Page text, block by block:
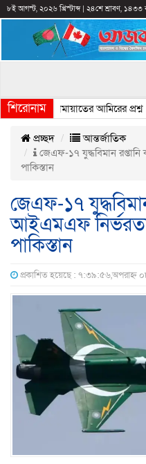
৮ই আগস্ট, ২০২৬ খ্রিস্টাব্দ| ২৪শে শ্রাবণ, ১৪৩৩
শিরোনাম
কেন, জামায়াতের আমিরের প্রশ্ন»
প্রচ্ছদ
আন্তর্জাতিক
জেএফ-১৭ যুদ্ধবিমান
পাকিস্তান
জেএফ-১৭
আইএমএফ
পাকিস্তান
প্রকাশিত হয়েছে : ৭:৩৯:৫৬,অপরাহ্ন